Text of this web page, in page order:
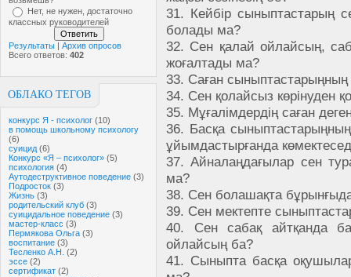
Нет, не нужен, достаточно
классных руководителей
Результаты | Архив опросов
Всего ответов: 402
ОБЛАКО ТЕГОВ
конкурс Я - психолог (10)
в помощь школьному психологу
(6)
суицид (6)
Конкурс «Я – психолог» (5)
психология (4)
Аутодеструктивное поведение (3)
Подросток (3)
Жизнь (3)
родительский клуб (3)
суицидальное поведение (3)
мастер-класс (3)
Пермякова Ольга (3)
воспитание (3)
Тесленко А.Н. (2)
эссе (2)
сертификат (2)
31. Кейбір сыныптастарың
болады ма?
32. Сен қалай ойлайсың,
жоғалтады ма?
33. Саған сыныптастарыңның
34. Сен қолайсыз көрінуден
35. Мұғалімдердің саған
36. Басқа
ұйымдастырғанда
37. Айналаңдағылар сен
ма?
38. Сен болашақта
39. Сен мектепте
40. Сен сабақ айтқанда
ойлайсың ба?
41. Сыныпта басқа